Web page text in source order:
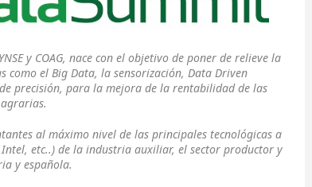
y COAG, nace con el objetivo de poner de relieve la
como el Big Data, la sensorización, Data Driven
precisión, para la mejora de la rentabilidad de las
al máximo nivel de las principales tecnológicas a
etc..) de la industria auxiliar, el sector productor y
y española.